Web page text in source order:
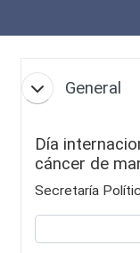
Diagrama de
General
Día
cáncer de
Secretaría